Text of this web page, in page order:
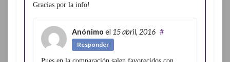
Gracias por la info!
Anónimo el 15 abril, 2016 #
Responder